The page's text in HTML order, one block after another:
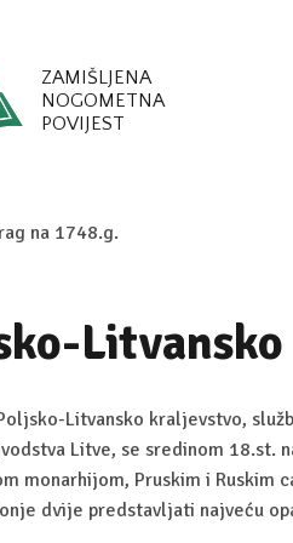
ZAMIŠLJENA
NOGOMETNA
POVIJEST
na 1748.g.
Litvansko kraljevstvo,
Litve, se sredinom 18.st.
monarhijom, Pruskim i
dvije predstavljati najveću